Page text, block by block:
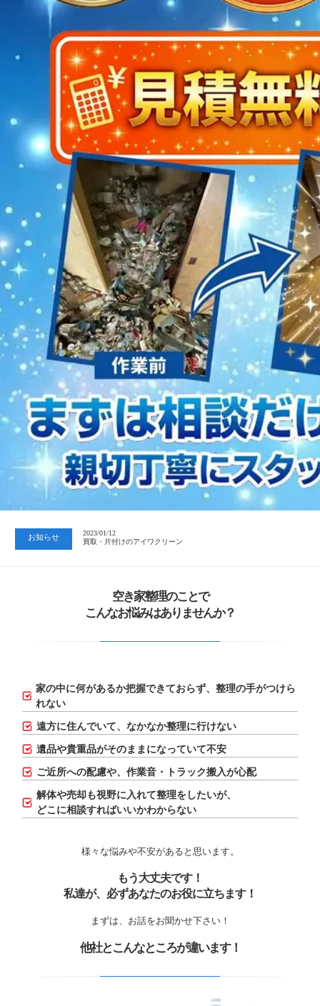
お知らせ
2023/01/12
買取・片付けのアイワクリーン
2023/07/24
中日新聞 岐阜版「空き家対策SOS」コーナーに掲載いただきまし…
2023/01/12
買取・片付けのアイワクリーン
空き家整理のことで
こんなお悩みはありませんか？
家の中に何があるか把握できておらず、 整理の手がつけら
れない
遠方に住んでいて、なかなか整理に行けない
遺品や貴重品がそのままになっていて不安
ご近所への配慮や、作業音・トラック搬入が心配
解体や売却も視野に入れて整理をしたいが、
どこに相談すればいいかわからない
様々な悩みや不安があると思います。
もう大丈夫です！
私達が、必ずあなたのお役に立ちます！
まずは、お話をお聞かせ下さい！
他社とこんなところが違います！